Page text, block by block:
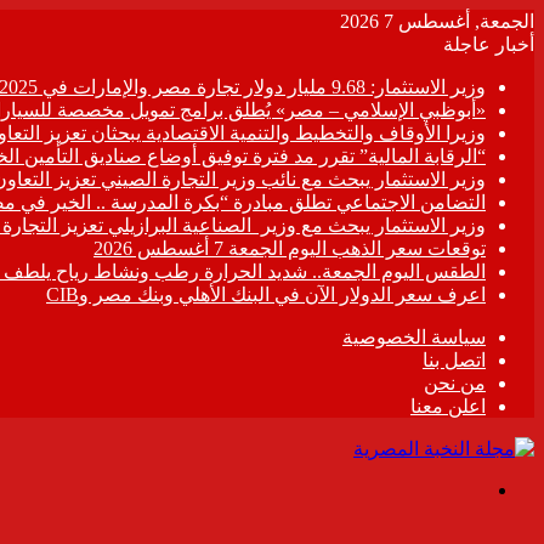
الجمعة, أغسطس 7 2026
أخبار عاجلة
وزير الاستثمار: 9.68 مليار دولار تجارة مصر والإمارات في 2025
«أبوظبي الإسلامي – مصر» يُطلق برامج تمويل مخصصة
وزيرا الأوقاف والتخطيط والتنمية الاقتصادية يبحثان تعزيز
“الرقابة المالية” تقرر مد فترة توفيق أوضاع صناديق التأمين الخاصة حتى 31
وزير الاستثمار يبحث مع نائب وزير التجارة الصيني تعزيز
التضامن الاجتماعي تطلق مبادرة “بكرة المدرسة .. الخير في
وزير الاستثمار يبحث مع وزير الصناعية البرازيلي تعزيز
توقعات سعر الذهب اليوم الجمعة 7 أغسطس 2026
الطقس اليوم الجمعة.. شديد الحرارة رطب ونشاط رياح يلطف
اعرف سعر الدولار الآن في البنك الأهلي وبنك مصر وCIB
سياسة الخصوصية
اتصل بنا
من نحن
اعلن معنا